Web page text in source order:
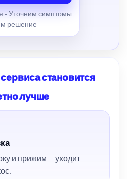
• Уточним симптомы
решение
становится
лучше
и прижим — уходит